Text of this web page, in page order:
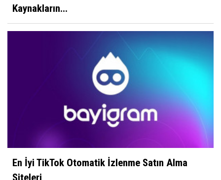
Kaynakların...
En İyi TikTok Otomatik İzlenme Satın Alma
Siteleri